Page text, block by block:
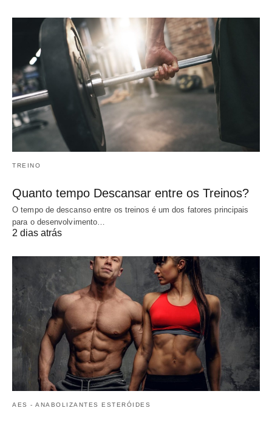
TREINO
Quanto tempo Descansar entre os Treinos?
O tempo de descanso entre os treinos é um dos fatores principais
para o desenvolvimento…
2 dias atrás
AES - ANABOLIZANTES ESTERÓIDES